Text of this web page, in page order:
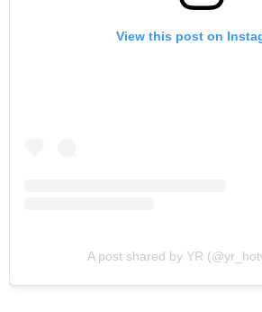
View this post on
A post shared by YR